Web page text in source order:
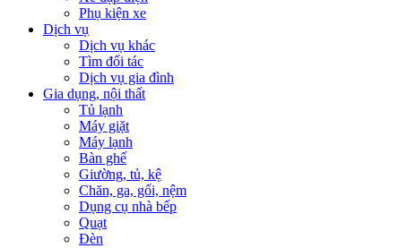
Phụ kiện xe
Dịch vụ
Dịch vụ khác
Tìm đối tác
Dịch vụ gia đình
Gia dụng, nội thất
Tủ lạnh
Máy giặt
Máy lạnh
Bàn ghế
Giường, tủ, kệ
Chăn, ga, gối, nệm
Dụng cụ nhà bếp
Quạt
Đèn